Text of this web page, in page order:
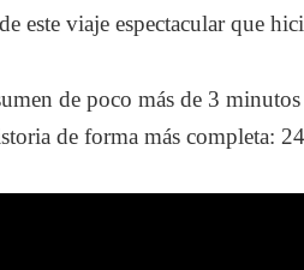
este viaje espectacular que
de poco más de 3
de forma más completa: